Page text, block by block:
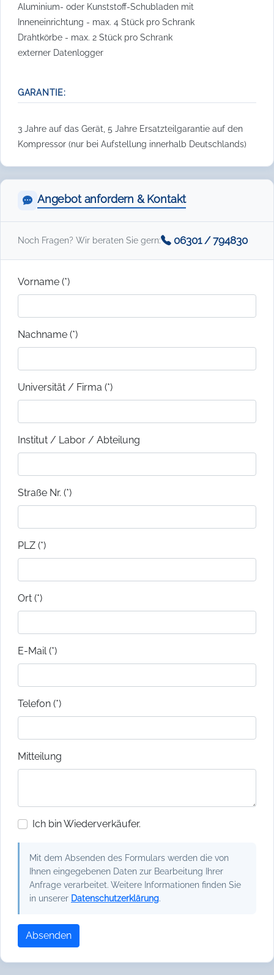
Aluminium- oder Kunststoff-Schubladen mit
Inneneinrichtung - max. 4 Stück pro Schrank
Drahtkörbe - max. 2 Stück pro Schrank
externer Datenlogger
GARANTIE:
3 Jahre auf das Gerät, 5 Jahre Ersatzteilgarantie auf den
Kompressor (nur bei Aufstellung innerhalb Deutschlands)
Angebot anfordern & Kontakt
Noch Fragen? Wir beraten Sie gern: 06301 / 794830
Vorname (*)
Nachname (*)
Universität / Firma (*)
Institut / Labor / Abteilung
Straße Nr. (*)
PLZ (*)
Ort (*)
E-Mail (*)
Telefon (*)
Mitteilung
Ich bin Wiederverkäufer.
Mit dem Absenden des Formulars werden die von
Ihnen eingegebenen Daten zur Bearbeitung Ihrer
Anfrage verarbeitet. Weitere Informationen finden Sie
in unserer Datenschutzerklärung.
Absenden